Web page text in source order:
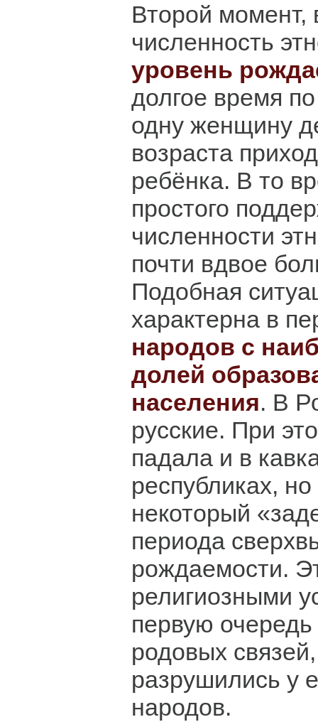
Второй
численность
уровень
долгое время
одну женщину
возраста
ребёнка. В то
простого
численности
почти вдвое
Подобная
характерна в
народов с
долей
населения. В
русские. При
падала и в
республиках,
некоторый
периода
рождаемости.
религиозными
первую
родовых
разрушились у
народов.